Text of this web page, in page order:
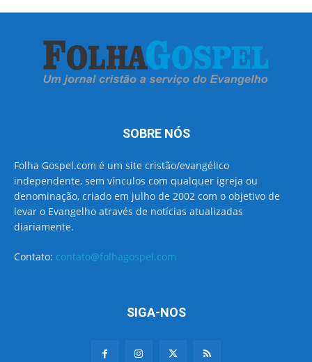
SOBRE NÓS
Folha Gospel.com é um site cristão/evangélico
independente, sem vínculos com qualquer igreja ou
denominação, criado em julho de 2002 com o objetivo de
levar o Evangelho através de notícias atualizadas
diariamente.
Contato: contato@folhagospel.com
SIGA-NOS